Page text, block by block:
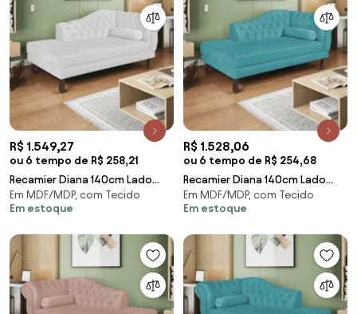
R$ 1.549,27
ou 6 tempo de R$ 258,21
Recamier Diana 140cm Lado
Esquerdo Corano Branco - ADJ
Decor
Em MDF/MDP, com Tecido
Em estoque
R$ 1.528,06
ou 6 tempo de R$ 254,68
Recamier Diana 140cm Lado
Esquerdo Suede Azul Turquesa
- ADJ Decor
Em MDF/MDP, com Tecido
Em estoque